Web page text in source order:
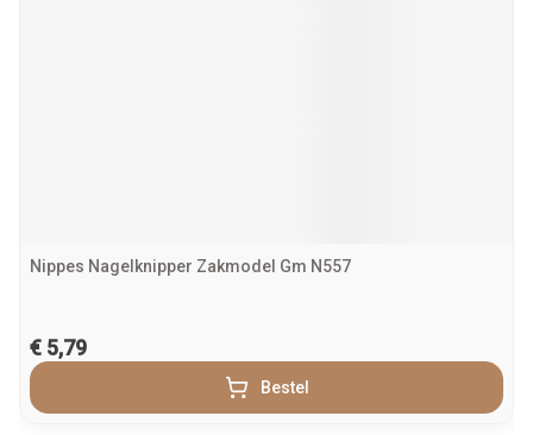
Nippes Nagelknipper Zakmodel Gm N557
€ 5,79
Bestel